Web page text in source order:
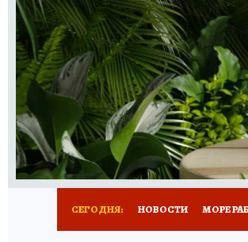
КНИЖНАЯ ПОЛКА
ПРЕСС-ЦЕНТР
ВСЕ О КП РАДИО КП
СЕГОДНЯ: НОВОСТИ МОРЕ